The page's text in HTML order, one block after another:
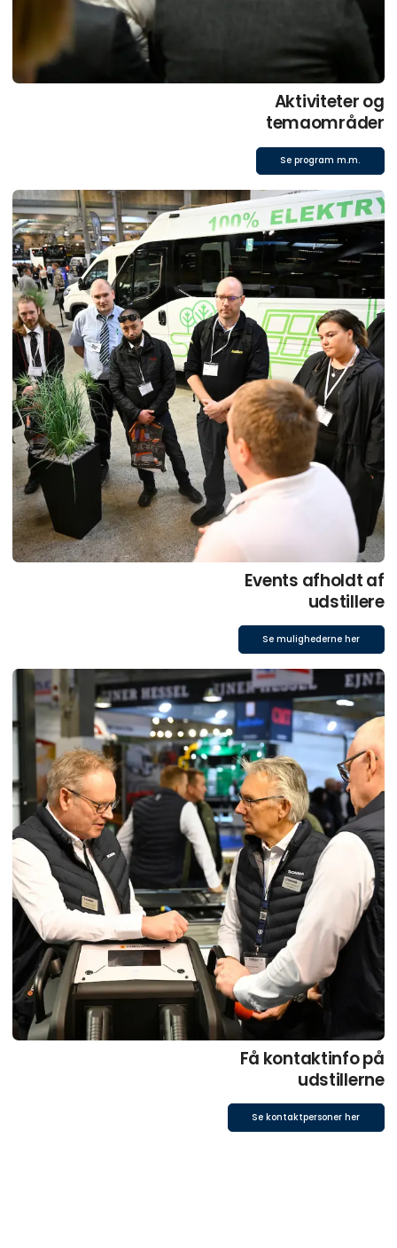
Aktiviteter og
temaområder
Se program m.m.
Events afholdt af
udstillere
Se mulighederne her
Få kontaktinfo på
udstillerne
Se kontaktpersoner her